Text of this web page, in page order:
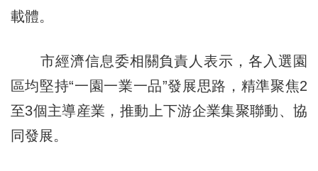
載體。
市經濟信息委相關負責人表示，各入選園
區均堅持“一園一業一品”發展思路，精準聚焦2
至3個主導産業，推動上下游企業集聚聯動、協
同發展。